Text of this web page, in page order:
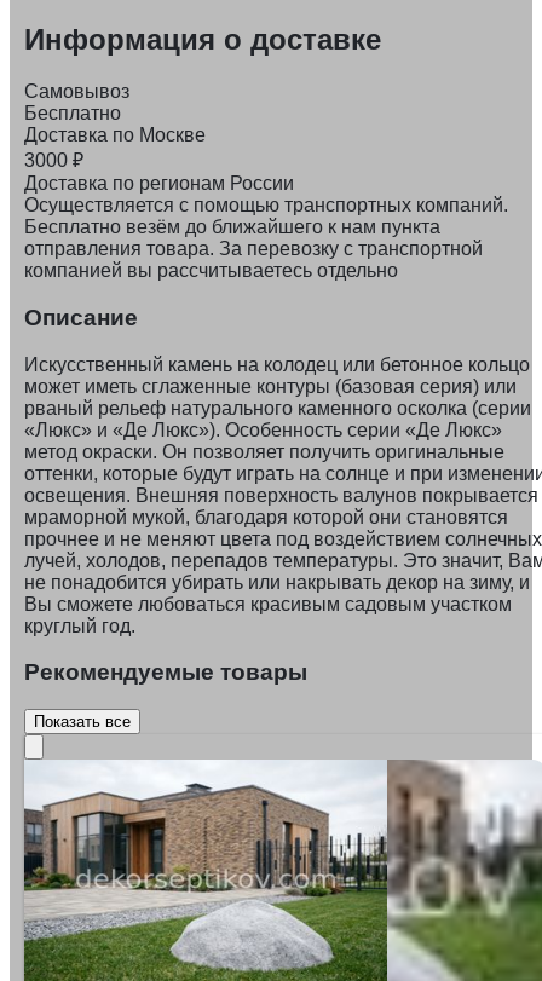
Информация о доставке
Самовывоз
Бесплатно
Доставка по Москве
3000 ₽
Доставка по регионам России
Осуществляется с помощью транспортных компаний.
Бесплатно везём до ближайшего к нам пункта
отправления товара. За перевозку с транспортной
компанией вы рассчитываетесь отдельно
Описание
Искусственный камень на колодец или бетонное кольцо
может иметь сглаженные контуры (базовая серия) или
рваный рельеф натурального каменного осколка (серии
«Люкс» и «Де Люкс»). Особенность серии «Де Люкс»
метод окраски. Он позволяет получить оригинальные
оттенки, которые будут играть на солнце и при
освещения. Внешняя поверхность валунов покрывается
мраморной мукой, благодаря которой они становятся
прочнее и не меняют цвета под воздействием солнечных
лучей, холодов, перепадов температуры. Это значит,
не понадобится убирать или накрывать декор на зиму, и
Вы сможете любоваться красивым садовым участком
круглый год.
Рекомендуемые товары
Показать все